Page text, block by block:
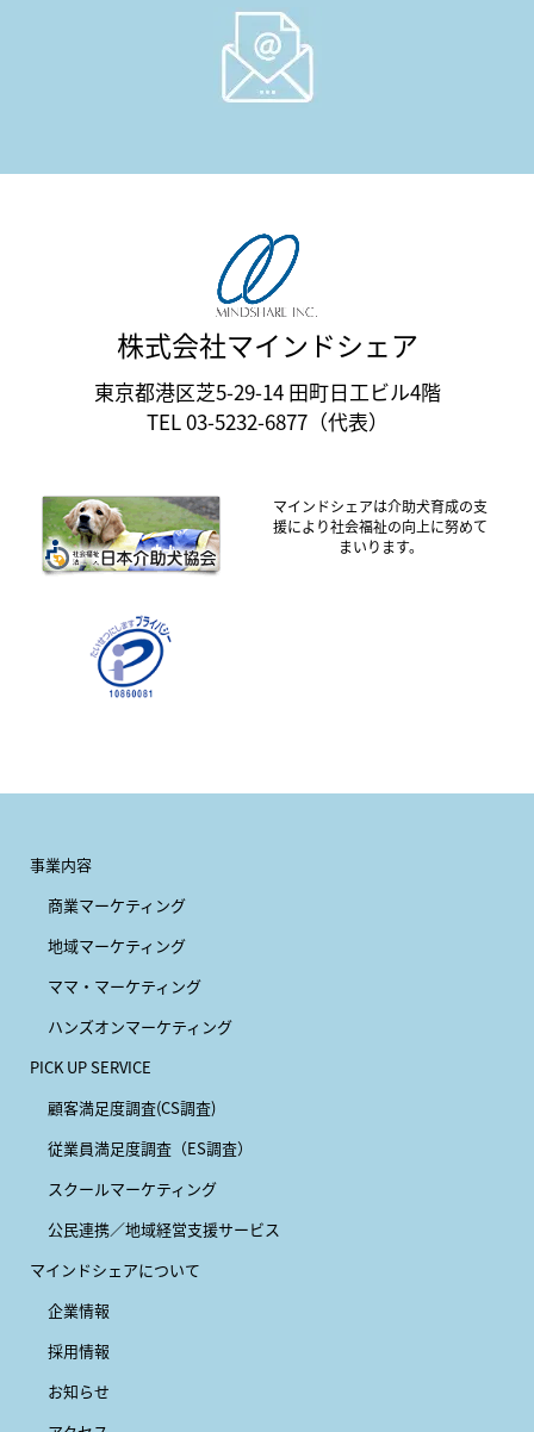
株式会社マインドシェア
東京都港区芝5-29-14 田町日工ビル4階
TEL 03-5232-6877（代表）
マインドシェアは介助犬育成の支
援により社会福祉の向上に努めて
まいります。
事業内容
商業マーケティング
地域マーケティング
ママ・マーケティング
ハンズオンマーケティング
PICK UP SERVICE
顧客満足度調査(CS調査)
従業員満足度調査（ES調査）
スクールマーケティング
公民連携／地域経営支援サービス
マインドシェアについて
企業情報
採用情報
お知らせ